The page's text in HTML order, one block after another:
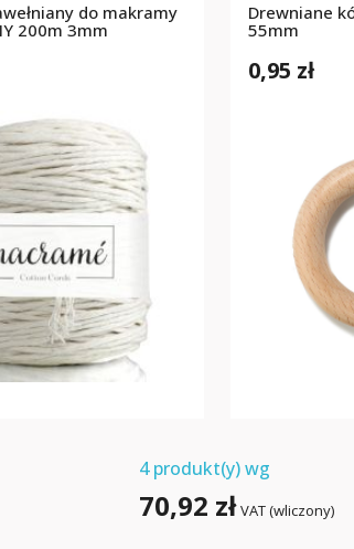
do makramy
200m 3mm
Drewniane
55mm
0,95 zł
4produkt(y) wg
70,92 zł VAT (wliczony)